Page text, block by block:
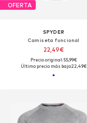
OFERTA
SPYDER
Camiseta funcional
22,49€
Precio original: 55,99€
Último precio más bajo:22,49€